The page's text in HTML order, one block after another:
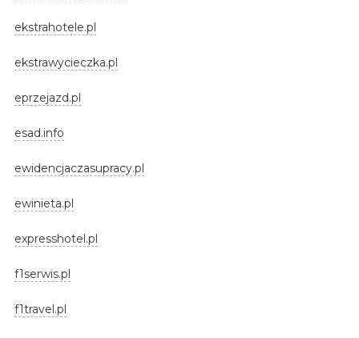
ekstrahotele.pl
ekstrawycieczka.pl
eprzejazd.pl
esad.info
ewidencjaczasupracy.pl
ewinieta.pl
expresshotel.pl
f1serwis.pl
f1travel.pl